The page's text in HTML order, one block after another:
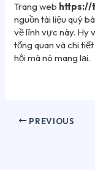
Trang web https://
nguồn tài liệu quý
về lĩnh vực này. Hy
tổng quan và chi
hội mà nó mang lại.
PREVIOUS